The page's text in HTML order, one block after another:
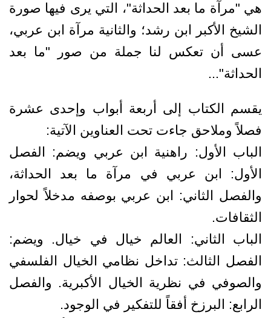
هي "مرآة ما بعد الحداثة"، التي يرى فيها صورة
الشيخ الأكبر ابن رشد؛ والثانية مرآة ابن عربي،
عسى أن تعكس لنا جملة من صور "ما بعد
الحداثة"...
يقسم الكتاب إلى أربعة أبواب وإحدى عشرة
فصلاً وملاحق جاءت تحت العناوين الآتية:
الباب الأول: راهنية ابن عربي ويضم: الفصل
الأول: ابن عربي في مرآة ما بعد الحداثة،
والفصل الثاني: ابن عربي بوصفه مدخلاً لحوار
الثقافات.
الباب الثاني: العالم خيال في خيال. ويضم:
الفصل الثالث: تداخل نظامي الخيال الفلسفي
والصوفي في نظرية الخيال الأكبرية. والفصل
الرابع: البرزخ أفقاً للتفكير في الوجود.